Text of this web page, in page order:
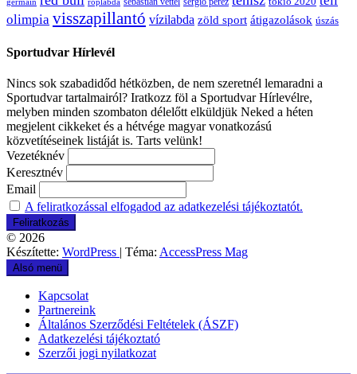
germain
olimpia visszapillantó vízilabda zöld sport átigazolások úszás
Sportudvar Hírlevél
Nincs sok szabadidőd hétközben, de nem szeretnél lemaradni a
Sportudvar tartalmairól? Iratkozz föl a Sportudvar Hírlevélre,
melyben minden szombaton délelőtt elküldjük Neked a héten
megjelent cikkeket és a hétvége magyar vonatkozású
közvetítéseinek listáját is. Tarts velünk!
Vezetéknév
Keresztnév
Email
A feliratkozással elfogadod az adatkezelési tájékoztatót.
© 2026
Készítette: WordPress | Téma: AccessPress Mag
Alsó menü
Kapcsolat
Partnereink
Általános Szerződési Feltételek (ÁSZF)
Adatkezelési tájékoztató
Szerzői jogi nyilatkozat